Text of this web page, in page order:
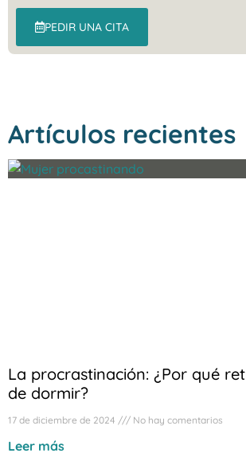
PEDIR UNA CITA
Artículos recientes
La procrastinación: ¿Por qué
de dormir?
17 de diciembre de 2024 No hay comentarios
Leer más